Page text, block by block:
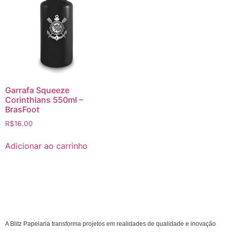
Garrafa Squeeze
Corinthians 550ml –
BrasFoot
R$16.00
Adicionar ao carrinho
A Blitz Papelaria transforma projetos em realidades de qualidade e inovação